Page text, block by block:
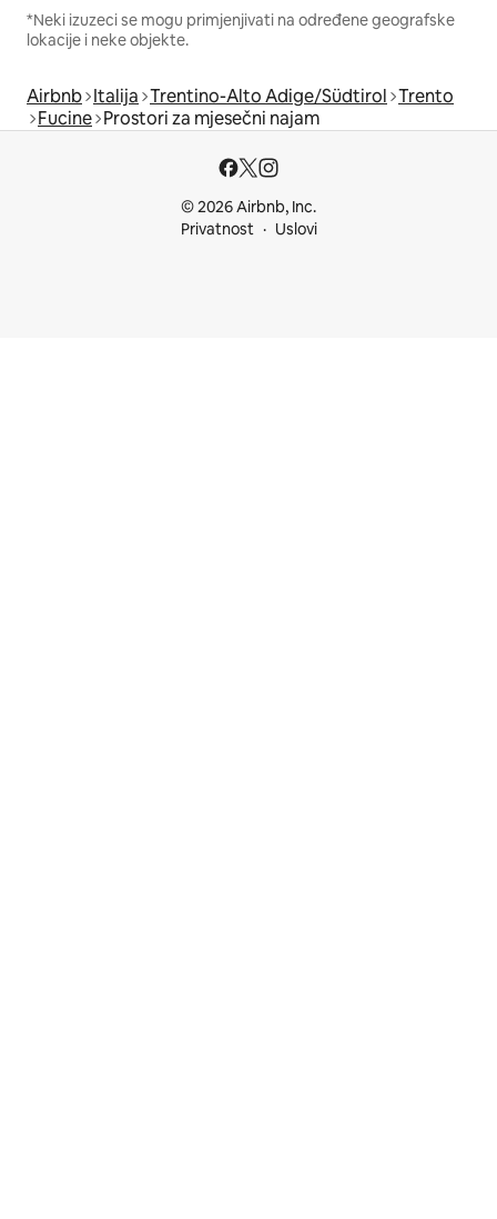
*Neki izuzeci se mogu primjenjivati na određene geografske
lokacije i neke objekte.
Airbnb Italija Trentino-Alto Adige/Südtirol Trento
Fucine Prostori za mjesečni najam
© 2026 Airbnb, Inc.
Privatnost
Uslovi